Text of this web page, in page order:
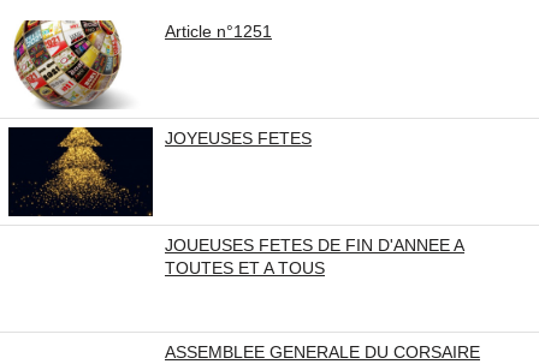
Article n°1251
JOYEUSES FETES
JOUEUSES FETES DE FIN D'ANNEE A
TOUTES ET A TOUS
ASSEMBLEE GENERALE DU CORSAIRE